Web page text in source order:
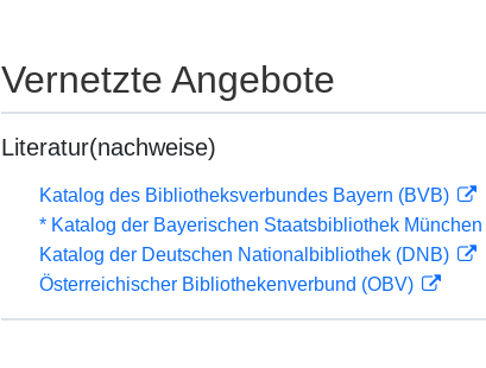
Vernetzte Angebote
Literatur(nachweise)
Katalog des Bibliotheksverbundes Bayern (BVB)
* Katalog der Bayerischen Staatsbibliothek
Katalog der Deutschen Nationalbibliothek (DNB)
Österreichischer Bibliothekenverbund (OBV)